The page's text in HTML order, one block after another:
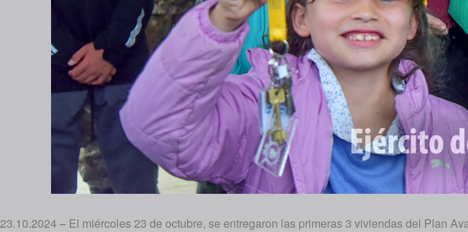
23.10.2024 – El miércoles 23 de octubre, se entregaron las primeras 3 viviendas del Plan